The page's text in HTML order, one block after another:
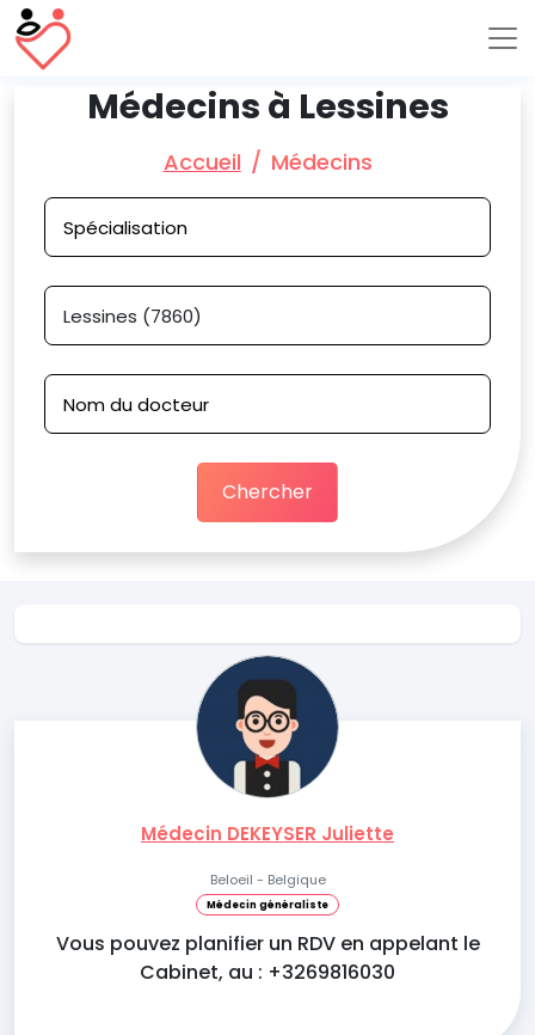
Médecins à Lessines
Accueil Médecins
Chercher
Médecin DEKEYSER Juliette
Beloeil - Belgique
Médecin généraliste
Vous pouvez planifier un RDV en appelant le
Cabinet, au : +3269816030